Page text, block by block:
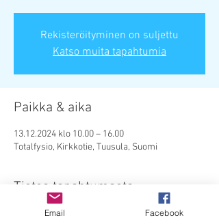
Rekisteröityminen on suljettu
Katso muita tapahtumia
Paikka & aika
13.12.2024 klo 10.00 – 16.00
Totalfysio, Kirkkotie, Tuusula, Suomi
Tietoa tapahtumasta
Kinesioteippauskurssi hyvinvointialan
Email Facebook